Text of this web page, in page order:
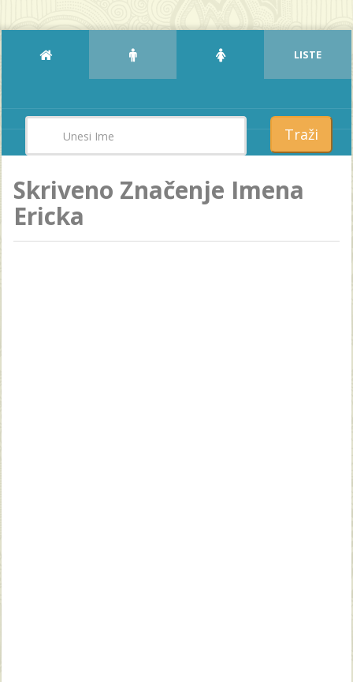
LISTE
Traži
Skriveno Značenje Imena
Ericka